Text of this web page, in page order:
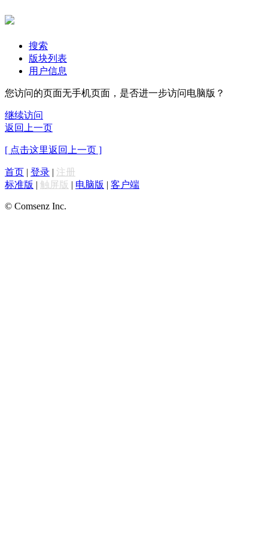
搜索
版块列表
用户信息
您访问的页面无手机页面，是否进一步访问电脑版？
继续访问
返回上一页
[ 点击这里返回上一页 ]
首页 | 登录 | 注册
标准版 | 触屏版 | 电脑版 | 客户端
© Comsenz Inc.